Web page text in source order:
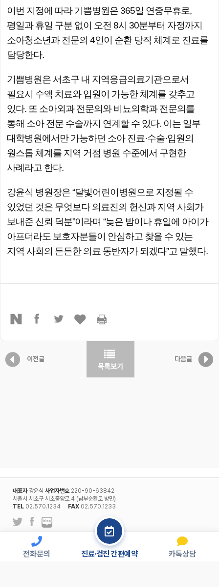
이번 지정에 따라 기쁨병원은 365일 연중무휴로,
평일과 휴일 구분 없이 오전 8시 30분부터 자정까지
소아청소년과 전문의 4인이 순환 당직 체계로 진료를
담당한다.
기쁨병원은 서초구 내 지역응급의료기관으로서
필요시 수액 치료와 입원이 가능한 체계를 갖추고
있다. 또 소아외과 전문의와 비뇨의학과 전문의를
통해 소아 전문 수술까지 연계할 수 있다. 이는 일부
대학병원에서만 가능하던 소아 진료·수술·입원의
원스톱 체계를 지역 거점 병원 수준에서 구현한
사례라고 한다.
강윤식 병원장은 “달빛어린이병원으로 지정될 수
있었던 것은 무엇보다 의료진의 헌신과 지역 사회가
보내준 신뢰 덕분”이라며 “늦은 밤이나 휴일에 아이가
아프더라도 보호자분들이 안심하고 찾을 수 있는
지역 사회의 든든한 의료 동반자가 되겠다”고 말했다.
이전글 다음글
대표자강윤식 사업자번호220-90-63842
서울시 서초구 서초중앙로 4 (남부순환로 방면)
TEL 02.570.1234 FAX 02.570.1233
개인정보보호정책
전화문의 진료·검진 간편예약 카톡상담